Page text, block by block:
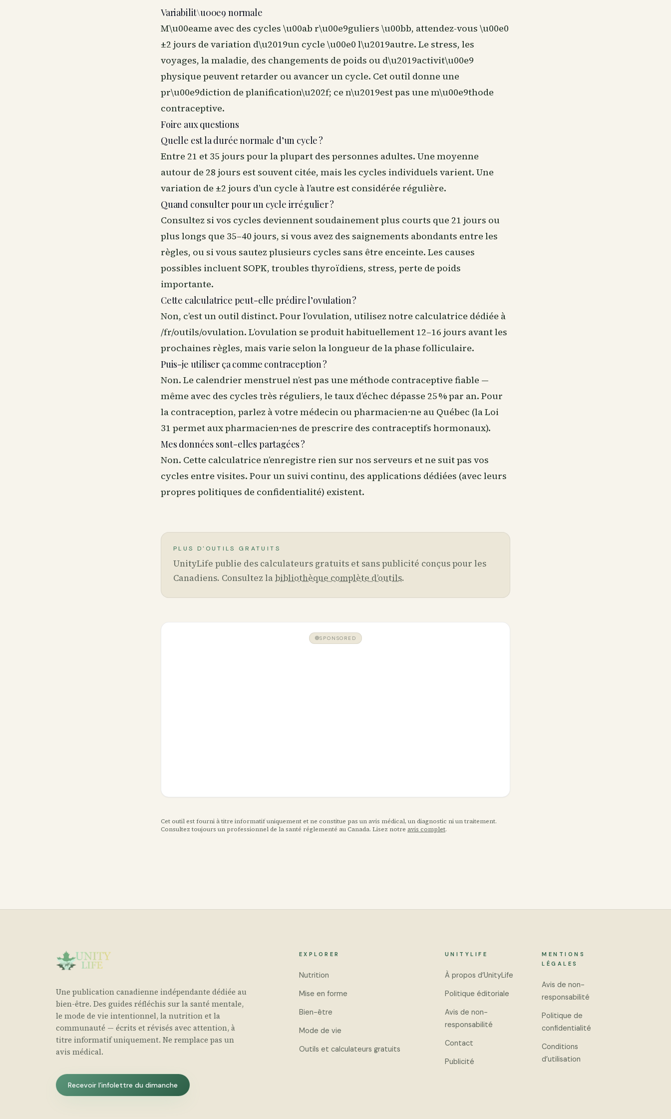
Variabilit\u00e9 normale
M\u00eame avec des cycles \u00ab r\u00e9guliers \u00bb, attendez-vous \u00e0
±2 jours de variation d\u2019un cycle \u00e0 l\u2019autre. Le stress, les
voyages, la maladie, des changements de poids ou d\u2019activit\u00e9
physique peuvent retarder ou avancer un cycle. Cet outil donne une
pr\u00e9diction de planification\u202f; ce n\u2019est pas une m\u00e9thode
contraceptive.
Foire aux questions
Quelle est la durée normale d’un cycle ?
Entre 21 et 35 jours pour la plupart des personnes adultes. Une moyenne
autour de 28 jours est souvent citée, mais les cycles individuels varient. Une
variation de ±2 jours d’un cycle à l’autre est considérée régulière.
Quand consulter pour un cycle irrégulier ?
Consultez si vos cycles deviennent soudainement plus courts que 21 jours ou
plus longs que 35–40 jours, si vous avez des saignements abondants entre les
règles, ou si vous sautez plusieurs cycles sans être enceinte. Les causes
possibles incluent SOPK, troubles thyroïdiens, stress, perte de poids
importante.
Cette calculatrice peut-elle prédire l’ovulation ?
Non, c’est un outil distinct. Pour l’ovulation, utilisez notre calculatrice dédiée à
/fr/outils/ovulation. L’ovulation se produit habituellement 12–16 jours avant les
prochaines règles, mais varie selon la longueur de la phase folliculaire.
Puis-je utiliser ça comme contraception ?
Non. Le calendrier menstruel n’est pas une méthode contraceptive fiable —
même avec des cycles très réguliers, le taux d’échec dépasse 25 % par an. Pour
la contraception, parlez à votre médecin ou pharmacien·ne au Québec (la Loi
31 permet aux pharmacien·nes de prescrire des contraceptifs hormonaux).
Mes données sont-elles partagées ?
Non. Cette calculatrice n’enregistre rien sur nos serveurs et ne suit pas vos
cycles entre visites. Pour un suivi continu, des applications dédiées (avec leurs
propres politiques de confidentialité) existent.
PLUS D'OUTILS GRATUITS
UnityLife publie des calculateurs gratuits et sans publicité conçus pour les
Canadiens. Consultez la bibliothèque complète d’outils.
SPONSORED
Cet outil est fourni à titre informatif uniquement et ne constitue pas un avis médical, un diagnostic ni un traitement.
Consultez toujours un professionnel de la santé réglementé au Canada. Lisez notre avis complet.
Une publication canadienne indépendante dédiée au
bien-être. Des guides réfléchis sur la santé mentale,
le mode de vie intentionnel, la nutrition et la
communauté — écrits et révisés avec attention, à
titre informatif uniquement. Ne remplace pas un
avis médical.
Recevoir l’infolettre du dimanche
EXPLORER
Nutrition
Mise en forme
Bien-être
Mode de vie
Outils et calculateurs gratuits
UNITYLIFE
À propos d’UnityLife
Politique éditoriale
Avis de non-
responsabilité
Contact
Publicité
MENTIONS
LÉGALES
Avis de non-
responsabilité
Politique de
confidentialité
Conditions
d’utilisation